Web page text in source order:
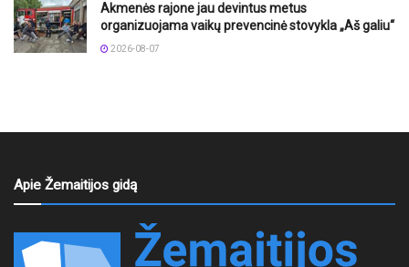
Akmenės rajone jau devintus metus
organizuojama vaikų prevencinė stovykla „Aš galiu“
2026-08-07
Apie Žemaitijos gidą